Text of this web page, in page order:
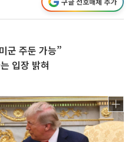
군 주둔 가능”
입장 밝혀